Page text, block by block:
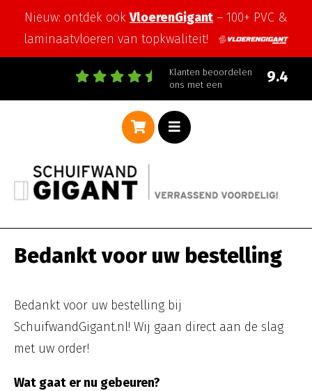
Nieuw: ontdek ookVloerenGigant – 100+ PVC &
laminaatvloeren van topkwaliteit!
Klanten beoordelen
ons met een
9.4
Bedankt voor uw bestelling
Bedankt voor uw bestelling bij
SchuifwandGigant.nl! Wij gaan direct aan de slag
met uw order!
Wat gaat er nu gebeuren?